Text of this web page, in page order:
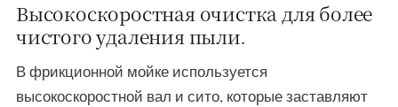
Высокоскоростная очистка для более
чистого удаления пыли.
В фрикционной мойке используется
высокоскоростной вал и сито, которые заставляют